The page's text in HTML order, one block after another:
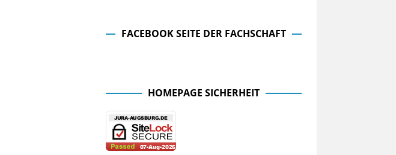
FACEBOOK SEITE DER FACHSCHAFT
HOMEPAGE SICHERHEIT